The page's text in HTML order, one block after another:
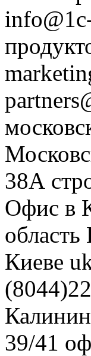
38А
Офис в
область
Киеве
39/41